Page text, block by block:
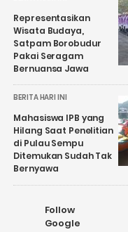
Representasikan
Wisata Budaya,
Satpam Borobudur
Pakai Seragam
Bernuansa Jawa
BERITA HARI INI
Mahasiswa IPB yang
Hilang Saat Penelitian
di Pulau Sempu
Ditemukan Sudah Tak
Bernyawa
Follow
Google